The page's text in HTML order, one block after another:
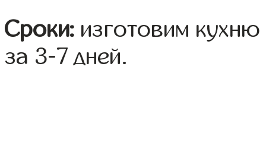
Сроки: изготовим
за 3-7 дней.